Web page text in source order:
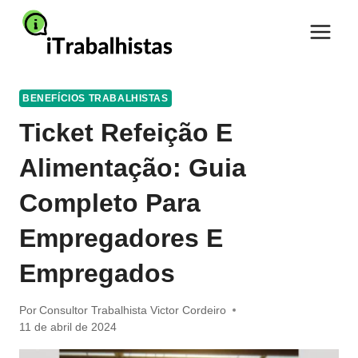
Pular
para
BENEFÍCIOS TRABALHISTAS
Ticket Refeição E
Alimentação: Guia
Completo Para
Empregadores E
Empregados
Por Consultor Trabalhista Victor Cordeiro
11 de abril de 2024